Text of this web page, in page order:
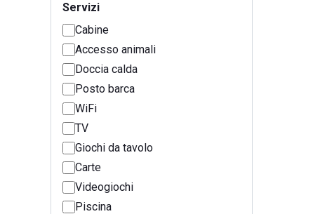
Servizi
Cabine
Accesso animali
Doccia calda
Posto barca
WiFi
TV
Giochi da tavolo
Carte
Videogiochi
Piscina